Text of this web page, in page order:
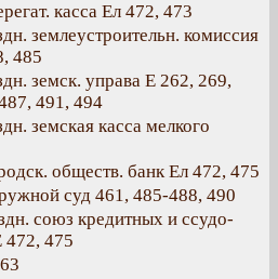
касса Ел 472, 473
землеустроительн. комиссия
485
земск. управа Е 262, 269,
491, 494
земская касса мелкого
обществ. банк Ел 472, 475
суд 461, 485-488, 490
союз кредитных и ссудо-
472, 475